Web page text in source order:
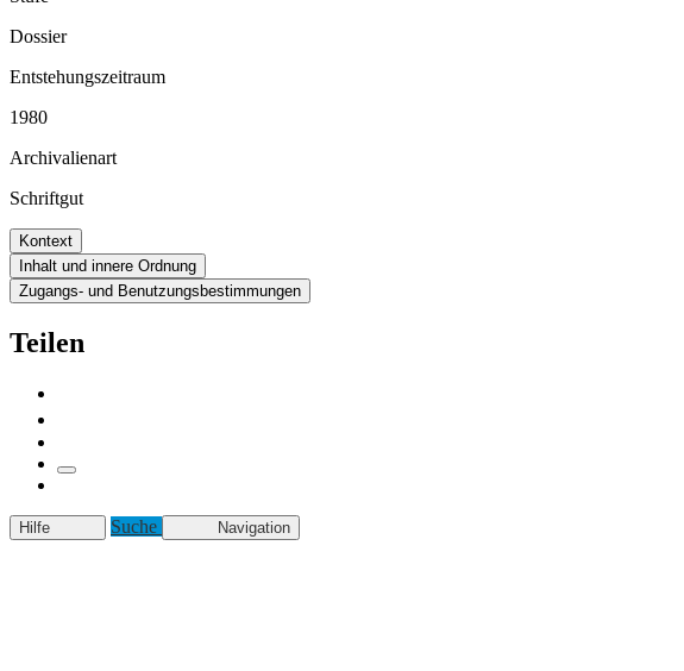
Dossier
Entstehungszeitraum
1980
Archivalienart
Schriftgut
Kontext
Inhalt und innere Ordnung
Zugangs- und Benutzungsbestimmungen
Teilen
Hilfe Suche Navigation